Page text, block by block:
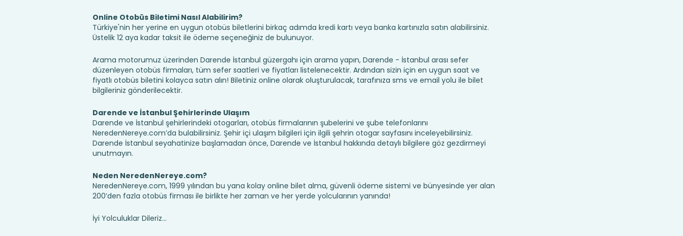
Online Otobüs Biletimi Nasıl Alabilirim?
Türkiye'nin her yerine en uygun otobüs biletlerini birkaç adımda kredi kartı veya banka kartınızla satın alabilirsiniz.
Üstelik 12 aya kadar taksit ile ödeme seçeneğiniz de bulunuyor.
Arama motorumuz üzerinden Darende İstanbul güzergahı için arama yapın, Darende - İstanbul arası sefer
düzenleyen otobüs firmaları, tüm sefer saatleri ve fiyatları listelenecektir. Ardından sizin için en uygun saat ve
fiyatlı otobüs biletini kolayca satın alın! Biletiniz online olarak oluşturulacak, tarafınıza sms ve email yolu ile bilet
bilgileriniz gönderilecektir.
Darende ve İstanbul Şehirlerinde Ulaşım
Darende ve İstanbul şehirlerindeki otogarları, otobüs firmalarının şubelerini ve şube telefonlarını
NeredenNereye.com’da bulabilirsiniz. Şehir içi ulaşım bilgileri için ilgili şehrin otogar sayfasını inceleyebilirsiniz.
Darende İstanbul seyahatinize başlamadan önce, Darende ve İstanbul hakkında detaylı bilgilere göz gezdirmeyi
unutmayın.
Neden NeredenNereye.com?
NeredenNereye.com, 1999 yılından bu yana kolay online bilet alma, güvenli ödeme sistemi ve bünyesinde yer alan
200’den fazla otobüs firması ile birlikte her zaman ve her yerde yolcularının yanında!
İyi Yolculuklar Dileriz...